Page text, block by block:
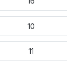
10
11